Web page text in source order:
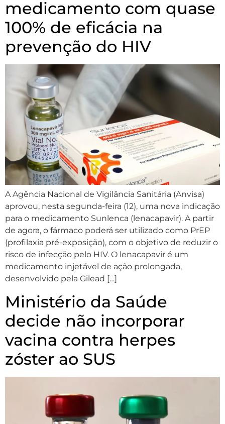
medicamento com quase
100% de eficácia na
prevenção do HIV
A Agência Nacional de Vigilância Sanitária (Anvisa)
aprovou, nesta segunda-feira (12), uma nova indicação
para o medicamento Sunlenca (lenacapavir). A partir
de agora, o fármaco poderá ser utilizado como PrEP
(profilaxia pré-exposição), com o objetivo de reduzir o
risco de infecção pelo HIV. O lenacapavir é um
medicamento injetável de ação prolongada,
desenvolvido pela Gilead […]
Ministério da Saúde
decide não incorporar
vacina contra herpes
zóster ao SUS